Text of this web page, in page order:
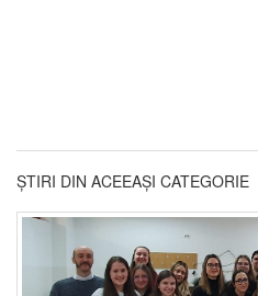
ȘTIRI DIN ACEEAȘI CATEGORIE